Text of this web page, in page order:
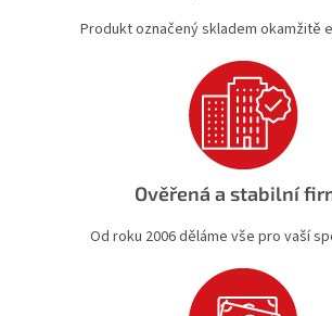
Produkt označený skladem okamžitě
Ověřená a stabilní
Od roku 2006 děláme vše pro vaší